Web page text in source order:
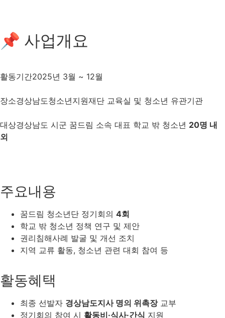
📌 사업개요
활동기간2025년 3월 ~ 12월
장소경상남도청소년지원재단 교육실 및 청소년 유관기관
대상경상남도 시군 꿈드림 소속 대표 학교 밖 청소년 20명 내
외
주요내용
꿈드림 청소년단 정기회의 4회
학교 밖 청소년 정책 연구 및 제안
권리침해사례 발굴 및 개선 조치
지역 교류 활동, 청소년 관련 대회 참여 등
활동혜택
최종 선발자 경상남도지사 명의 위촉장교부
정기회의 참여 시 활동비·식사·간식 지원